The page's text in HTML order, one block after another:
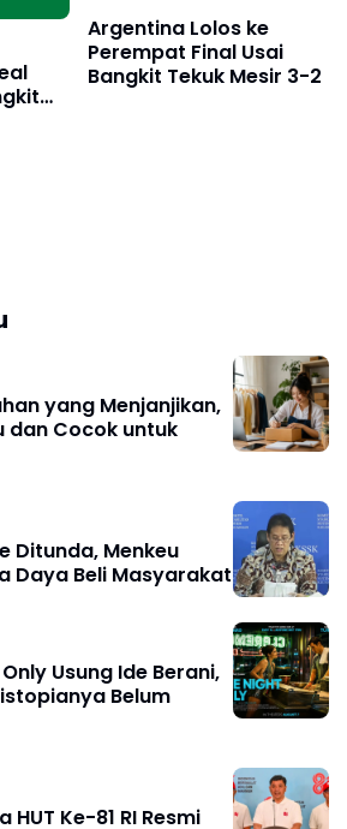
Argentina Lolos ke
Perempat Final Usai
Bangkit Tekuk Mesir 3-2
yang Menjanjikan,
dan Cocok untuk
Ditunda, Menkeu
Daya Beli Masyarakat
Usung Ide Berani,
Belum
Ke-81 RI Resmi